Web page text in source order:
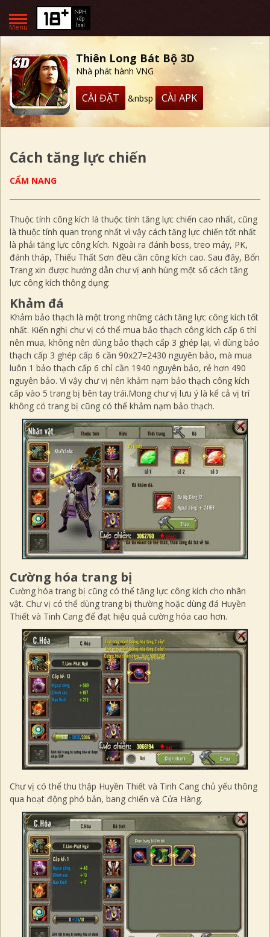
Menu
Thiên Long Bát Bộ 3D
Nhà phát hành VNG
CÀI ĐẶT &nbsp CÀI APK
Cách tăng lực chiến
CẨM NANG
Thuộc tính công kích là thuộc tính tăng lực chiến cao nhất, cũng
là thuộc tính quan trọng nhất vì vậy cách tăng lực chiến tốt nhất
là phải tăng lực công kích. Ngoài ra đánh boss, treo máy, PK,
đánh tháp, Thiếu Thất Sơn đều cần công kích cao. Sau đây, Bổn
Trang xin được hướng dẫn chư vị anh hùng một số cách tăng
lực công kích thông dụng:
Khảm đá
Khảm bảo thạch là một trong những cách tăng lực công kích tốt
nhất. Kiến nghị chư vị có thể mua bảo thạch công kích cấp 6 thì
nên mua, không nên dùng bảo thạch cấp 3 ghép lại, vì dùng bảo
thạch cấp 3 ghép cấp 6 cần 90x27=2430 nguyên bảo, mà mua
luôn 1 bảo thạch cấp 6 chỉ cần 1940 nguyên bảo, rẻ hơn 490
nguyên bảo. Vì vậy chư vị nên khảm nạm bảo thạch công kích
cấp vào 5 trang bị bên tay trái.Mong chư vị lưu ý là kể cả vị trí
không có trang bị cũng có thể khảm nạm bảo thạch.
Cường hóa trang bị
Cường hóa trang bị cũng có thể tăng lực công kích cho nhân
vật. Chư vị có thể dùng trang bị thường hoặc dùng đá Huyền
Thiết và Tinh Cang để đạt hiệu quả cường hóa cao hơn.
Chư vị có thể thu thập Huyền Thiết và Tinh Cang chủ yếu thông
qua hoạt động phó bản, bang chiến và Cửa Hàng.